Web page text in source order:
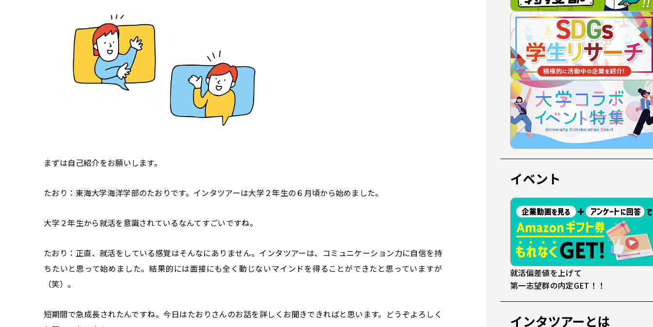
――まずは自己紹介をお願いします。
たおり：東海大学海洋学部のたおりです。インタツアーは大学２年生の６月頃から始めました。
――大学２年生から就活を意識されているなんてすごいですね。
たおり：正直、就活をしている感覚はそんなにありません。インタツアーは、コミュニケーション力に自信を持
ちたいと思って始めました。結果的には面接にも全く動じないマインドを得ることができたと思っていますが
（笑）。
――短期間で急成長されたんですね。今日はたおりさんのお話を詳しくお聞きできればと思います。どうぞよろしく
イベント
就活偏差値を上げて
第一志望群の内定GET！！
インタツアーとは